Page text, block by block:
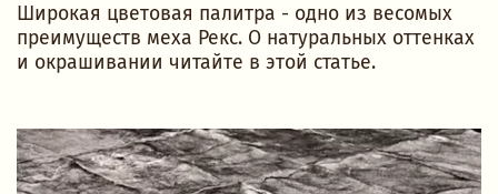
Широкая цветовая палитра - одно из весомых
преимуществ меха Рекс. О натуральных оттенках
и окрашивании читайте в этой статье.